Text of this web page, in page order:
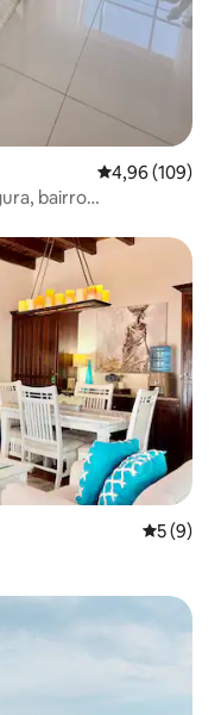
4,96 de uma
4,96 (109)
bairro
5 de
5 (9)